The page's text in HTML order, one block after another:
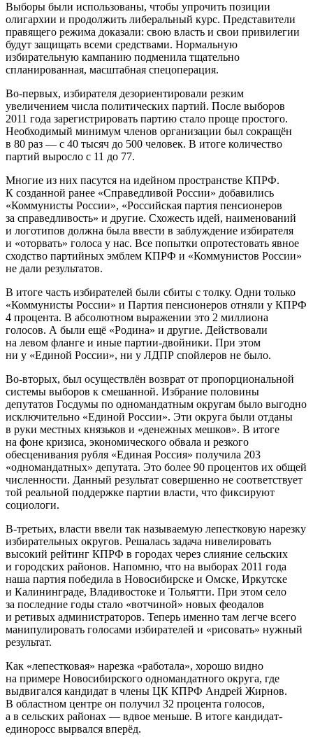
Выборы были использованы, чтобы упрочить позиции
олигархии и продолжить либеральный курс. Представители
правящего режима доказали: свою власть и свои привилегии
будут защищать всеми средствами. Нормальную
избирательную кампанию подменила тщательно
спланированная, масштабная спецоперация.
Во-первых, избирателя дезориентировали резким
увеличением числа политических партий. После выборов
2011 года зарегистрировать партию стало проще простого.
Необходимый минимум членов организации был сокращён
в 80 раз — с 40 тысяч до 500 человек. В итоге количество
партий выросло с 11 до 77.
Многие из них пасутся на идейном пространстве КПРФ.
К созданной ранее «Справедливой России» добавились
«Коммунисты России», «Российская партия пенсионеров
за справедливость» и другие. Схожесть идей, наименований
и логотипов должна была ввести в заблуждение избирателя
и «оторвать» голоса у нас. Все попытки опротестовать явное
сходство партийных эмблем КПРФ и «Коммунистов России»
не дали результатов.
В итоге часть избирателей были сбиты с толку. Одни только
«Коммунисты России» и Партия пенсионеров отняли у КПРФ
4 процента. В абсолютном выражении это 2 миллиона
голосов. А были ещё «Родина» и другие. Действовали
на левом фланге и иные партии-двойники. При этом
ни у «Единой России», ни у ЛДПР спойлеров не было.
Во-вторых, был осуществлён возврат от пропорциональной
системы выборов к смешанной. Избрание половины
депутатов Госдумы по одномандатным округам было выгодно
исключительно «Единой России». Эти округа были отданы
в руки местных князьков и «денежных мешков». В итоге
на фоне кризиса, экономического обвала и резкого
обесценивания рубля «Единая Россия» получила 203
«одномандатных» депутата. Это более 90 процентов их общей
численности. Данный результат совершенно не соответствует
той реальной поддержке партии власти, что фиксируют
социологи.
В-третьих, власти ввели так называемую лепестковую нарезку
избирательных округов. Решалась задача нивелировать
высокий рейтинг КПРФ в городах через слияние сельских
и городских районов. Напомню, что на выборах 2011 года
наша партия победила в Новосибирске и Омске, Иркутске
и Калининграде, Владивостоке и Тольятти. При этом село
за последние годы стало «вотчиной» новых феодалов
и ретивых администраторов. Теперь именно там легче всего
манипулировать голосами избирателей и «рисовать» нужный
результат.
Как «лепестковая» нарезка «работала», хорошо видно
на примере Новосибирского одномандатного округа, где
выдвигался кандидат в члены ЦК КПРФ Андрей Жирнов.
В областном центре он получил 32 процента голосов,
а в сельских районах — вдвое меньше. В итоге кандидат-
единоросс вырвался вперёд.